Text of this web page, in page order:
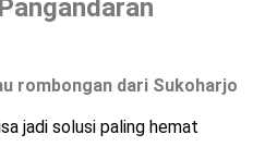
rombongan dari Sukoharjo
jadi solusi paling hemat